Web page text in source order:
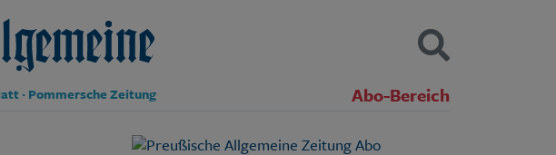
· Pommersche Zeitung Abo-Bereich
Kontakt